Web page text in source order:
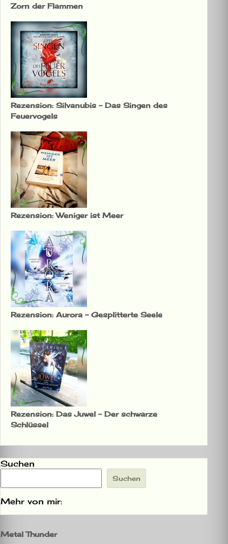
Zorn der Flammen
Rezension: Silvanubis – Das Singen des
Feuervogels
Rezension: Weniger ist Meer
Rezension: Aurora – Gesplitterte Seele
Rezension: Das Juwel – Der schwarze
Schlüssel
Suchen
Suchen
Mehr von mir:
Metal Thunder